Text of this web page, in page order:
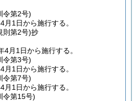
令第2号)
月1日から施行する。
則第2号)抄
4月1日から施行する。
令第3号)
月1日から施行する。
令第7号)
月1日から施行する。
令第15号)